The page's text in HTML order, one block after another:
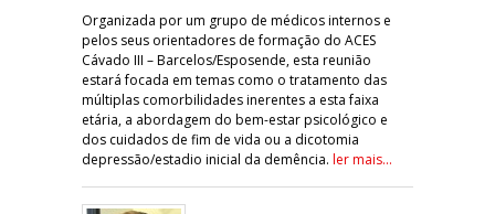
Organizada por um grupo de médicos internos e
pelos seus orientadores de formação do ACES
Cávado III – Barcelos/Esposende, esta reunião
estará focada em temas como o tratamento das
múltiplas comorbilidades inerentes a esta faixa
etária, a abordagem do bem-estar psicológico e
dos cuidados de fim de vida ou a dicotomia
depressão/estadio inicial da demência. ler mais...